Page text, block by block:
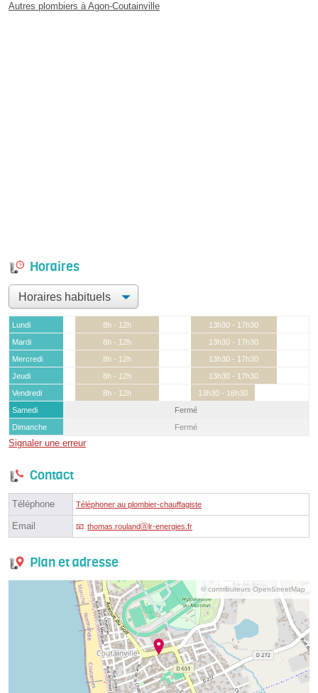
Autres plombiers à Agon-Coutainville
Horaires
Lundi 8h - 12h
13h30 - 17h30
Mardi
8h - 12h
13h30 - 17h30
Mercredi
8h - 12h
13h30 - 17h30
Jeudi
8h - 12h
13h30 - 17h30
Vendredi
8h - 12h
13h30 - 16h30
Samedi
Fermé
Dimanche
Fermé
Signaler une erreur
Contact
Téléphone Téléphoner au plombier-chauffagiste
Email thomas.roulandⓐlr-energies.fr
Plan et adresse
© contributeurs OpenStreetMap